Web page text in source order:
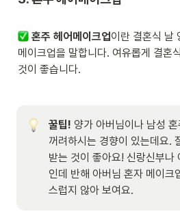
혼주 헤어메이크업이란 결혼식 날
메이크업을 말합니다. 여유롭게 결혼
것이 좋습니다.
꿀팁! 양가 아버님이나 남성
꺼려하시는 경향이 있는데요.
받는 것이 좋아요! 신랑신부나
인데 반해 아버님 혼자 메이크
스럽지 않아 보여요.